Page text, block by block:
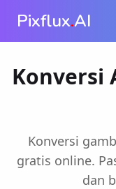
Pixflux.AI
Konversi
Konversi
gratis online.
dan